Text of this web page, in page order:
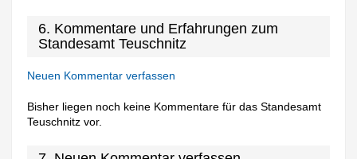
6. Kommentare und Erfahrungen zum
Standesamt Teuschnitz
Neuen Kommentar verfassen
Bisher liegen noch keine Kommentare für das Standesamt
Teuschnitz vor.